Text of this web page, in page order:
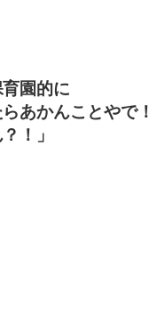
園的に
あかんことやで！
！」